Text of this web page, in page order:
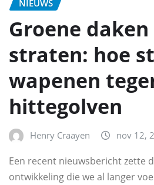
NIEUWS
Groene
straten: hoe
wapenen
hittegolven
Henry Craayen nov 12,
Een recent nieuwsbericht zette
ontwikkeling die we al langer